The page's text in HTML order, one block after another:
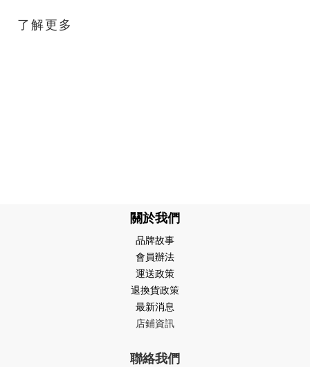
了解更多
關於我們
品牌故事
會員辦法
運送政策
退換貨政策
最新消息
店鋪資訊
聯絡我們